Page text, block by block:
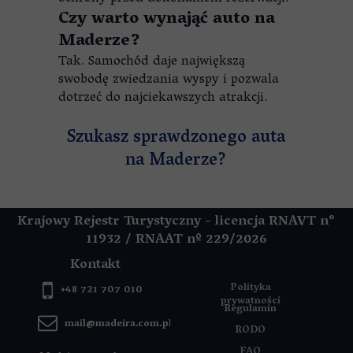
Czy warto wynająć auto na
Maderze?
Tak. Samochód daje największą
swobodę zwiedzania wyspy i pozwala
dotrzeć do najciekawszych atrakcji.
Szukasz sprawdzonego auta
na Maderze?
Krajowy Rejestr Turystyczny - licencja RNAVT n°
11932 / RNAATnº 229/2026
+48 721 707 010
Kontakt
mail@madeira.com.pl
Polityka
prywatności
RODO
Regulamin